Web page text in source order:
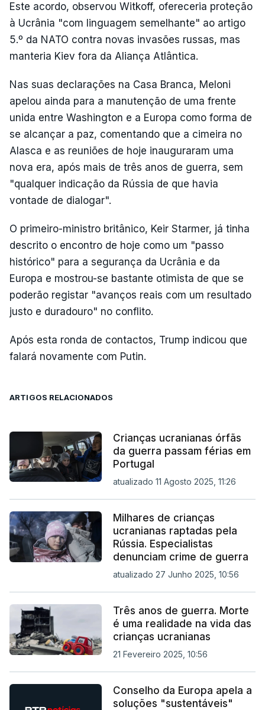
Este acordo, observou Witkoff, ofereceria proteção
à Ucrânia "com linguagem semelhante" ao artigo
5.º da NATO contra novas invasões russas, mas
manteria Kiev fora da Aliança Atlântica.
Nas suas declarações na Casa Branca, Meloni
apelou ainda para a manutenção de uma frente
unida entre Washington e a Europa como forma de
se alcançar a paz, comentando que a cimeira no
Alasca e as reuniões de hoje inauguraram uma
nova era, após mais de três anos de guerra, sem
"qualquer indicação da Rússia de que havia
vontade de dialogar".
O primeiro-ministro britânico, Keir Starmer, já tinha
descrito o encontro de hoje como um "passo
histórico" para a segurança da Ucrânia e da
Europa e mostrou-se bastante otimista de que se
poderão registar "avanços reais com um resultado
justo e duradouro" no conflito.
Após esta ronda de contactos, Trump indicou que
falará novamente com Putin.
ARTIGOS RELACIONADOS
Crianças ucranianas órfãs
da guerra passam férias em
Portugal
atualizado 11 Agosto 2025, 11:26
Milhares de crianças
ucranianas raptadas pela
Rússia. Especialistas
denunciam crime de guerra
atualizado 27 Junho 2025, 10:56
Três anos de guerra. Morte
é uma realidade na vida das
crianças ucranianas
21 Fevereiro 2025, 10:56
Conselho da Europa apela a
soluções "sustentáveis"